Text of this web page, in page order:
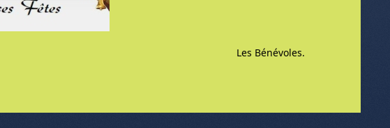
Les Bénévoles.